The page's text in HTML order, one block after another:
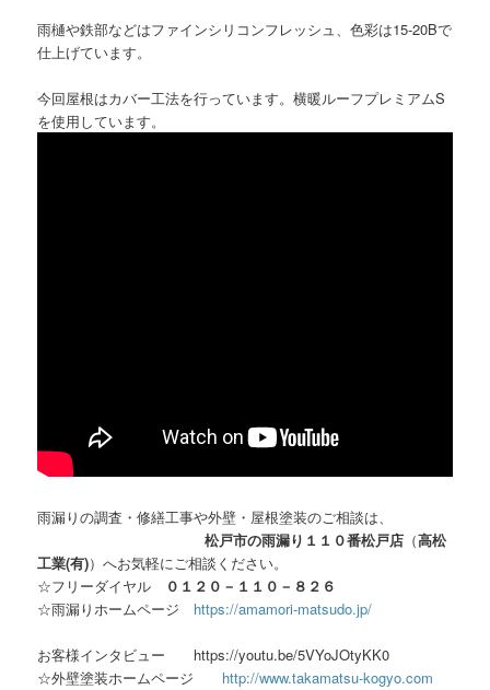
雨樋や鉄部などはファインシリコンフレッシュ、色彩は15-20Bで
仕上げています。
今回屋根はカバー工法を行っています。横暖ルーフプレミアムS
を使用しています。
雨漏りの調査・修繕工事や外壁・屋根塗装のご相談は、
松戸市の雨漏り１１０番松戸店 （高松
工業(有)）へお気軽にご相談ください。
☆フリーダイヤル
０１２０－１１０－８２６
☆雨漏りホームページ https://amamori-matsudo.jp/
お客様インタビュー https://youtu.be/5VYoJOtyKK0
☆外壁塗装ホームページ http://www.takamatsu-kogyo.com